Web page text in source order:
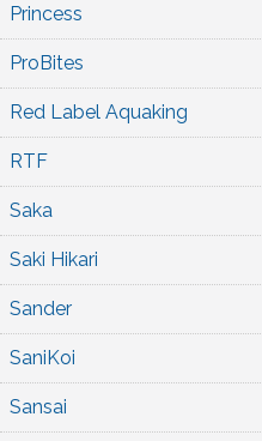
Princess
ProBites
Red Label Aquaking
RTF
Saka
Saki Hikari
Sander
SaniKoi
Sansai